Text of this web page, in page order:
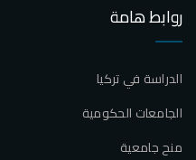
روابط هامة
الدراسة في تركيا
الجامعات الحكومية
منح جامعية